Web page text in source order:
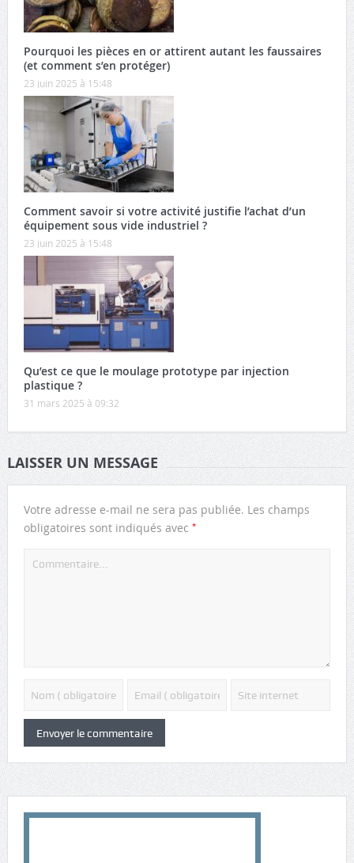
Pourquoi les pièces en or attirent autant les faussaires
(et comment s’en protéger)
23 juin 2025 à 15:48
Comment savoir si votre activité justifie l’achat d’un
équipement sous vide industriel ?
23 juin 2025 à 15:48
Qu’est ce que le moulage prototype par injection
plastique ?
31 mars 2025 à 09:32
LAISSER UN MESSAGE
Votre adresse e-mail ne sera pas publiée. Les champs
obligatoires sont indiqués avec *